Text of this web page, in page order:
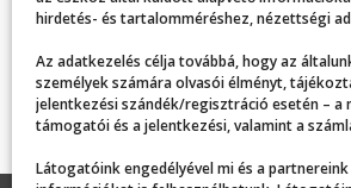
hirdetés- és tartalomméréshez, nézettségi
Az adatkezelés célja továbbá, hogy az
személyek számára olvasói élményt,
jelentkezési szándék/regisztráció esetén –
támogatói és a jelentkezési, valamint a
Látogatóink engedélyével mi és a